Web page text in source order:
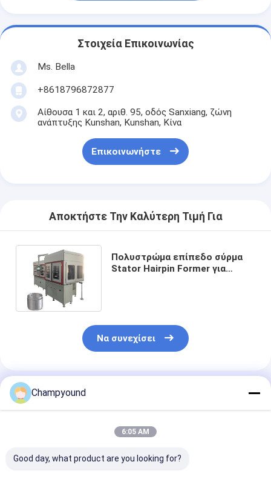
Στοιχεία Επικοινωνίας
Ms. Bella
+8618796872877
Αίθουσα 1 και 2, αριθ. 95, οδός Sanxiang, ζώνη
ανάπτυξης Kunshan, Kunshan, Κίνα
Επικοινωνήστε
Αποκτήστε Την Καλύτερη Τιμή Για
Πολυστρώμα επίπεδο σύρμα
Stator Hairpin Former για
Να συνεχίσει
Συνιστώμενα Προϊόντα
Champyound
6:05 AM
Good day, what product are you looking for?